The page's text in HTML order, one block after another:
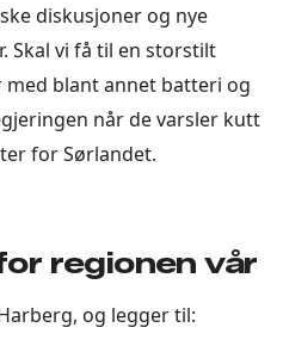
diskusjoner og nye
Skal vi få til en storstilt
blant annet batteri og
når de varsler kutt
for Sørlandet.
regionen vår
og legger til: